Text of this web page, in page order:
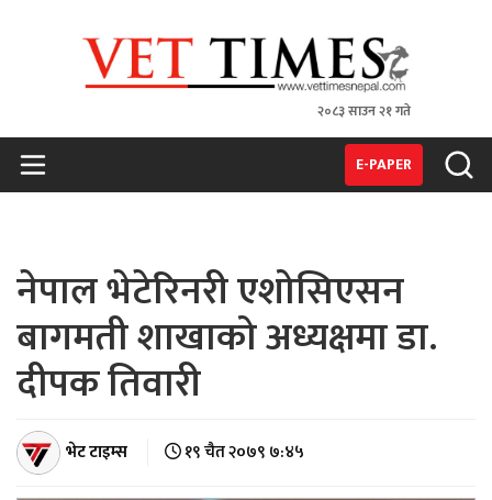
२०८३ साउन २१ गते
E-PAPER
नेपाल भेटेरिनरी एशोसिएसन
बागमती शाखाको अध्यक्षमा डा.
दीपक तिवारी
भेट टाइम्स १९ चैत २०७९ ७:४५